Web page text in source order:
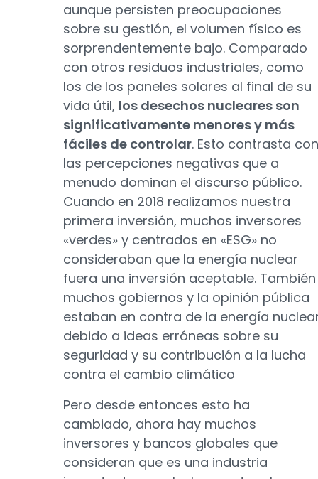
aunque persisten preocupaciones
sobre su gestión, el volumen físico es
sorprendentemente bajo. Comparado
con otros residuos industriales, como
los de los paneles solares al final de su
vida útil, los desechos nucleares son
significativamente menores y más
fáciles de controlar. Esto contrasta con
las percepciones negativas que a
menudo dominan el discurso público.
Cuando en 2018 realizamos nuestra
primera inversión, muchos inversores
«verdes» y centrados en «ESG» no
consideraban que la energía nuclear
fuera una inversión aceptable. También
muchos gobiernos y la opinión pública
estaban en contra de la energía
debido a ideas erróneas sobre su
seguridad y su contribución a la lucha
contra el cambio climático
Pero desde entonces esto ha
cambiado, ahora hay muchos
inversores y bancos globales que
consideran que es una industria